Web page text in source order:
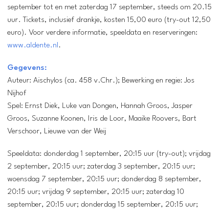
september tot en met zaterdag 17 september, steeds om 20.15
uur. Tickets, inclusief drankje, kosten 15,00 euro (try-out 12,50
euro). Voor verdere informatie, speeldata en reserveringen:
www.aldente.nl .
Gegevens:
Auteur: Aischylos (ca. 458 v.Chr.); Bewerking en regie: Jos
Nijhof
Spel: Ernst Diek, Luke van Dongen, Hannah Groos, Jasper
Groos, Suzanne Koonen, Iris de Loor, Maaike Roovers, Bart
Verschoor, Lieuwe van der Weij
Speeldata: donderdag 1 september, 20:15 uur (try-out); vrijdag
2 september, 20:15 uur; zaterdag 3 september, 20:15 uur;
woensdag 7 september, 20:15 uur; donderdag 8 september,
20:15 uur; vrijdag 9 september, 20:15 uur; zaterdag 10
september, 20:15 uur; donderdag 15 september, 20:15 uur;